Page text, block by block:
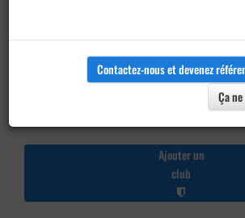
Ajouter un
club
Contactez-nous et devenez
Ça